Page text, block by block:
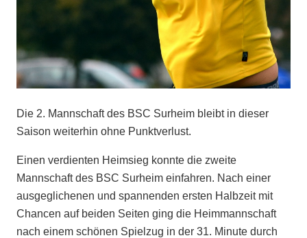
Die 2. Mannschaft des BSC Surheim bleibt in dieser
Saison weiterhin ohne Punktverlust.
Einen verdienten Heimsieg konnte die zweite
Mannschaft des BSC Surheim einfahren. Nach einer
ausgeglichenen und spannenden ersten Halbzeit mit
Chancen auf beiden Seiten ging die Heimmannschaft
nach einem schönen Spielzug in der 31. Minute durch